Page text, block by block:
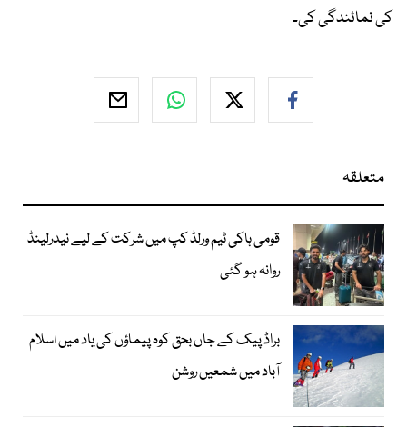
کی نمائندگی کی۔
متعلقہ
قومی ہاکی ٹیم ورلڈ کپ میں شرکت کے لیے نیدرلینڈ
روانہ ہو گئی
براڈ پیک کے جاں بحق کوہ پیماؤں کی یاد میں اسلام
آباد میں شمعیں روشن